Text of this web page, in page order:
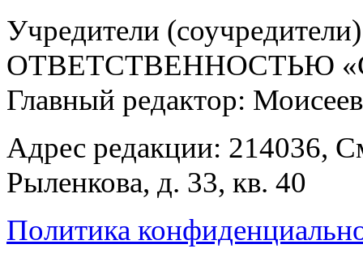
Учредители
ОТВЕТСТВЕННОСТЬЮ
Главный редактор:
Адрес редакции: 214036,
Рыленкова, д. 33, кв. 40
Политика